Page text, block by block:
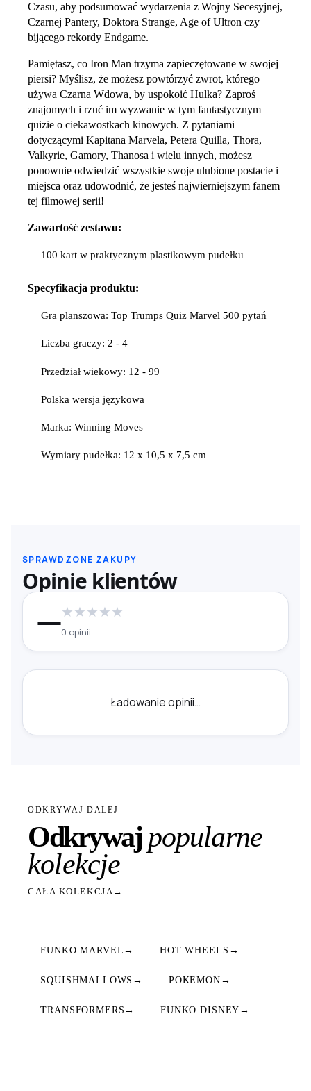
Czasu, aby podsumować wydarzenia z Wojny Secesyjnej,
Czarnej Pantery, Doktora Strange, Age of Ultron czy
bijącego rekordy Endgame.
Pamiętasz, co Iron Man trzyma zapieczętowane w swojej
piersi? Myślisz, że możesz powtórzyć zwrot, którego
używa Czarna Wdowa, by uspokoić Hulka? Zaproś
znajomych i rzuć im wyzwanie w tym fantastycznym
quizie o ciekawostkach kinowych. Z pytaniami
dotyczącymi Kapitana Marvela, Petera Quilla, Thora,
Valkyrie, Gamory, Thanosa i wielu innych, możesz
ponownie odwiedzić wszystkie swoje ulubione postacie i
miejsca oraz udowodnić, że jesteś najwierniejszym fanem
tej filmowej serii!
Zawartość zestawu:
100 kart w praktycznym plastikowym pudełku
Specyfikacja produktu:
Gra planszowa: Top Trumps Quiz Marvel 500 pytań
Liczba graczy: 2 - 4
Przedział wiekowy: 12 - 99
Polska wersja językowa
Marka: Winning Moves
Wymiary pudełka: 12 x 10,5 x 7,5 cm
SPRAWDZONE ZAKUPY
Opinie klientów
—★★★★★
0 opinii
Ładowanie opinii…
ODKRYWAJ DALEJ
Odkrywajpopularne
kolekcje
CAŁA KOLEKCJA→
FUNKO MARVEL → HOT WHEELS →
SQUISHMALLOWS → POKEMON →
TRANSFORMERS → FUNKO DISNEY →